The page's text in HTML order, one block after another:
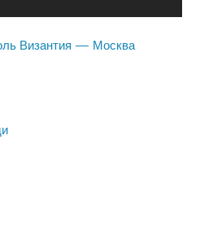
Византия — Москва